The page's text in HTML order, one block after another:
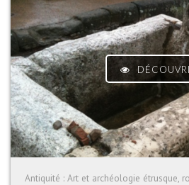
Antiquité : Art et archéologie étrusque,